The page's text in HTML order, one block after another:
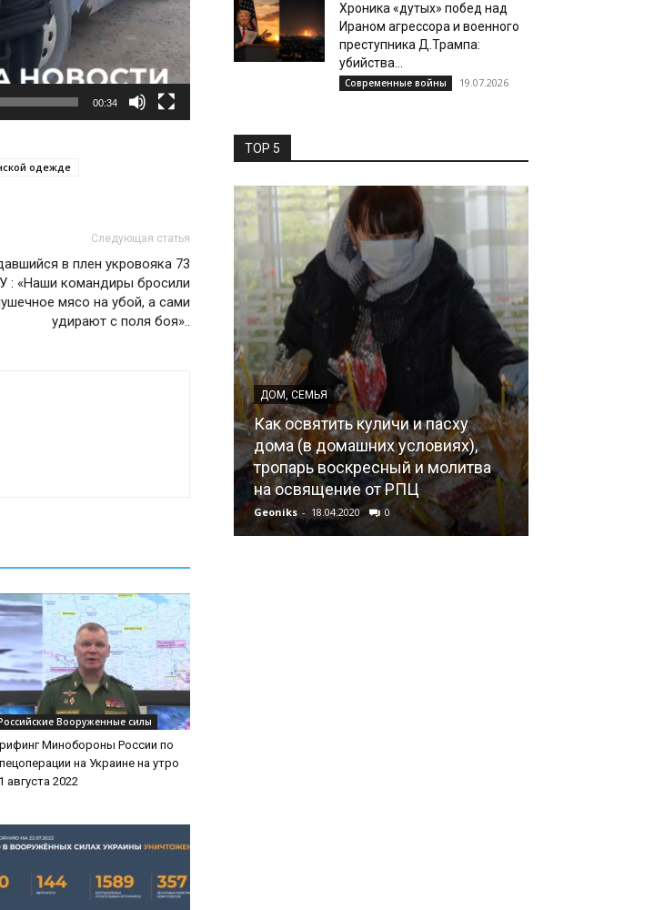
00:34
одежде
Следующая статья
в плен укровояка 73
: «Наши командиры бросили
мясо на убой, а сами
удирают с поля боя»..
Вооруженные силы
Минобороны России по
на Украине на утро
августа 2022
Хроника «дутых» побед над
Ираном агрессора и военного
преступника Д.Трампа:
убийства...
Современные войны 19.07.2026
TOP 5
ДОМ, СЕМЬЯ
Как освятить куличи и пасху
дома (в домашних условиях),
тропарь воскресный и молитва
на освящение от РПЦ
Geoniks - 18.04.2020 0